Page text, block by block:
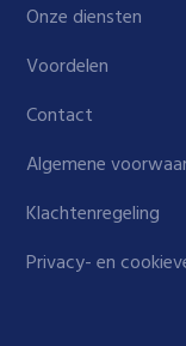
Onze diensten
Voordelen
Contact
Algemene
Klachtenregeling
Privacy- en